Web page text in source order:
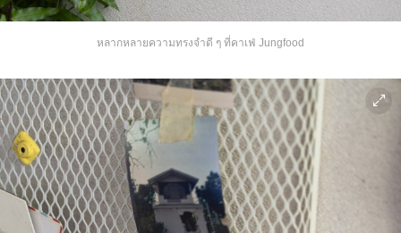
หลากหลายความทรงจำดี ๆ ที่คาเฟ่ Jungfood